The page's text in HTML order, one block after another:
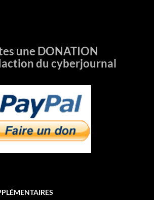
une DONATION
du cyberjournal